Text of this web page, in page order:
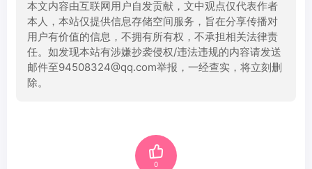
本文内容由互联网用户自发贡献，文中观点仅代表作者
本人，本站仅提供信息存储空间服务，旨在分享传播对
用户有价值的信息，不拥有所有权，不承担相关法律责
任。如发现本站有涉嫌抄袭侵权/违法违规的内容请发送
邮件至94508324@qq.com举报，一经查实，将立刻删
除。
0